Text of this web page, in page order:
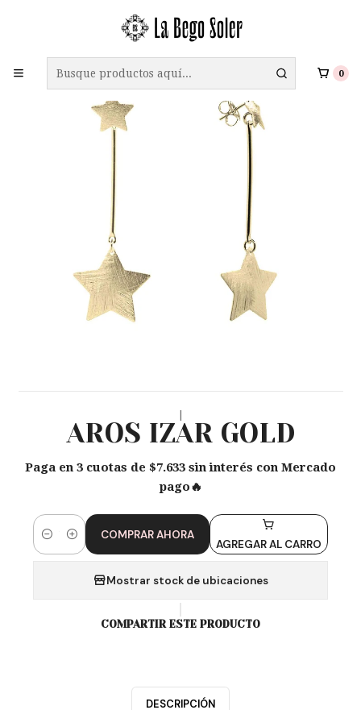
0
ENVÍO GRATIS A TODO CHILE EN COMPRAS SOBRE $69.990
|
AROS IZAR GOLD
Paga en 3 cuotas de $7.633 sin interés con Mercado
pago🔥
Cantidad AGREGAR AL CARRO
COMPRAR AHORA
Mostrar stock de ubicaciones
COMPARTIR ESTE PRODUCTO
DESCRIPCIÓN